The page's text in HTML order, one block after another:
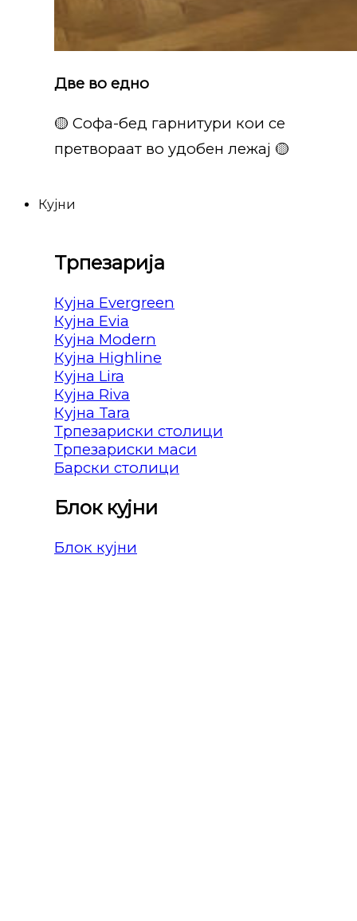
Две во едно
🟡 Софа-бед гарнитури кои се
претвораат во удобен лежај 🟡
Кујни
Трпезарија
Кујна Evergreen
Кујна Evia
Кујна Modern
Кујна Highline
Кујна Lira
Кујна Riva
Кујна Tara
Трпезариски столици
Трпезариски маси
Барски столици
Блок кујни
Блок кујни